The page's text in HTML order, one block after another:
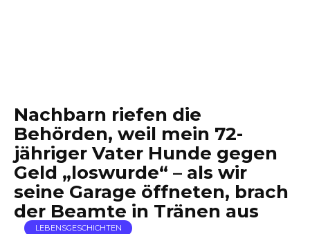
Nachbarn riefen die
Behörden, weil mein 72-
jähriger Vater Hunde gegen
Geld „loswurde“ – als wir
seine Garage öffneten, brach
der Beamte in Tränen aus
LEBENSGESCHICHTEN